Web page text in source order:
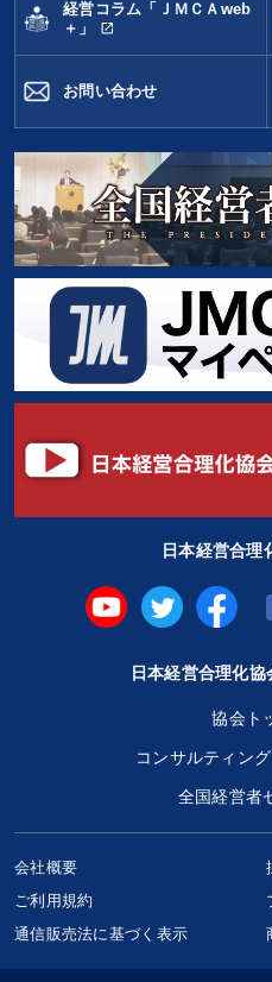
経営コラム「ＪＭＣＡweb
＋」
open_in_new
お問い合わせ
日本経営合理
日本経営合理化協
協会ト
コンサルティン
全国経営者
会社概要
ご利用規約
通信販売法に基づく表示